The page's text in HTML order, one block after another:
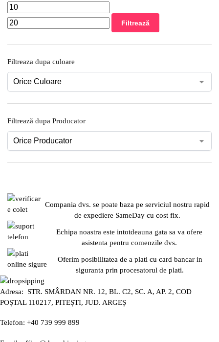
Filtrează
Filtreaza dupa culoare
Filtrează dupa Producator
Compania dvs. se poate baza pe serviciul nostru rapid
de expediere SameDay cu cost fix.
Echipa noastra este intotdeauna gata sa va ofere
asistenta pentru comenzile dvs.
Oferim posibilitatea de a plati cu card bancar in
siguranta prin procesatorul de plati.
Adresa: STR. SMÂRDAN NR. 12, BL. C2, SC. A, AP. 2, COD
POȘTAL 110217, PITEȘTI, JUD. ARGEȘ
Telefon: +40 739 999 899